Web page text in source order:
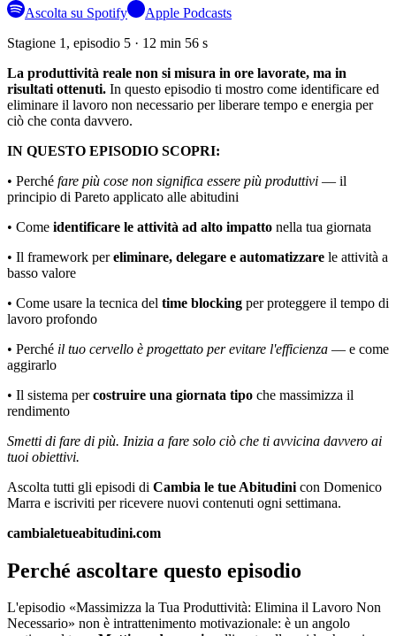
Ascolta su Spotify
Apple Podcasts
Stagione 1, episodio 5 · 12 min 56 s
La produttività reale non si misura in ore lavorate, ma in
risultati ottenuti. In questo episodio ti mostro come identificare ed
eliminare il lavoro non necessario per liberare tempo e energia per
ciò che conta davvero.
IN QUESTO EPISODIO SCOPRI:
• Perché fare più cose non significa essere più produttivi — il
principio di Pareto applicato alle abitudini
• Come identificare le attività ad alto impatto nella tua giornata
• Il framework pereliminare, delegare e automatizzare le attività a
basso valore
• Come usare la tecnica del time blocking per proteggere il tempo di
lavoro profondo
• Perché il tuo cervello è progettato per evitare l'efficienza — e come
aggirarlo
• Il sistema percostruire una giornata tipo che massimizza il
rendimento
Smetti di fare di più. Inizia a fare solo ciò che ti avvicina davvero ai
tuoi obiettivi.
Ascolta tutti gli episodi di Cambia le tue Abitudini con Domenico
Marra e iscriviti per ricevere nuovi contenuti ogni settimana.
cambialetueabitudini.com
Perché ascoltare questo episodio
L'episodio «Massimizza la Tua Produttività: Elimina il Lavoro Non
Necessario» non è intrattenimento motivazionale: è un angolo